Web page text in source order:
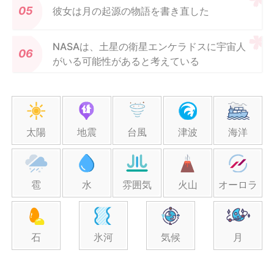
彼女は月の起源の物語を書き直した
NASAは、土星の衛星エンケラドスに宇宙人
がいる可能性があると考えている
太陽 地震 台風 津波 海洋
雹 水 雰囲気 火山 オーロラ
石 氷河 気候 月